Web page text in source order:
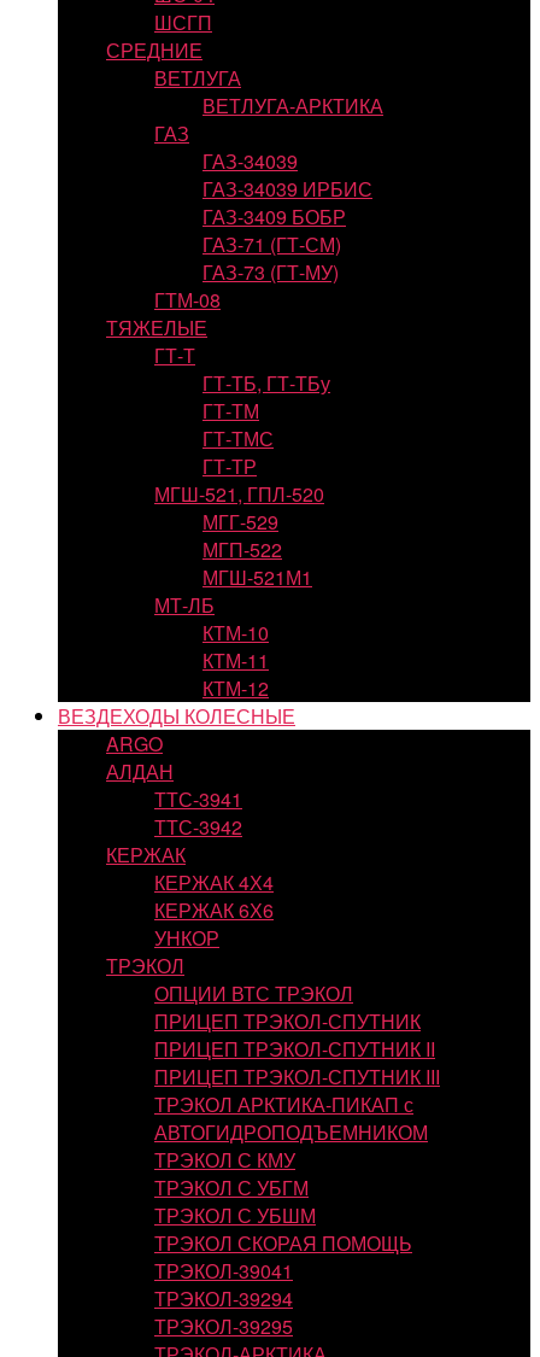
ШСГП
СРЕДНИЕ
ВЕТЛУГА
ВЕТЛУГА-АРКТИКА
ГАЗ
ГАЗ-34039
ГАЗ-34039 ИРБИС
ГАЗ-3409 БОБР
ГАЗ-71 (ГТ-СМ)
ГАЗ-73 (ГТ-МУ)
ГТМ-08
ТЯЖЕЛЫЕ
ГТ-Т
ГТ-ТБ, ГТ-ТБу
ГТ-ТМ
ГТ-ТМС
ГТ-ТР
МГШ-521, ГПЛ-520
МГГ-529
МГП-522
МГШ-521М1
МТ-ЛБ
КТМ-10
КТМ-11
КТМ-12
ВЕЗДЕХОДЫ КОЛЕСНЫЕ
ARGO
АЛДАН
ТТС-3941
ТТС-3942
КЕРЖАК
КЕРЖАК 4Х4
КЕРЖАК 6Х6
УНКОР
ТРЭКОЛ
ОПЦИИ ВТС ТРЭКОЛ
ПРИЦЕП ТРЭКОЛ-СПУТНИК
ПРИЦЕП ТРЭКОЛ-СПУТНИК II
ПРИЦЕП ТРЭКОЛ-СПУТНИК III
ТРЭКОЛ АРКТИКА-ПИКАП с
АВТОГИДРОПОДЪЕМНИКОМ
ТРЭКОЛ С КМУ
ТРЭКОЛ С УБГМ
ТРЭКОЛ С УБШМ
ТРЭКОЛ СКОРАЯ ПОМОЩЬ
ТРЭКОЛ-39041
ТРЭКОЛ-39294
ТРЭКОЛ-39295